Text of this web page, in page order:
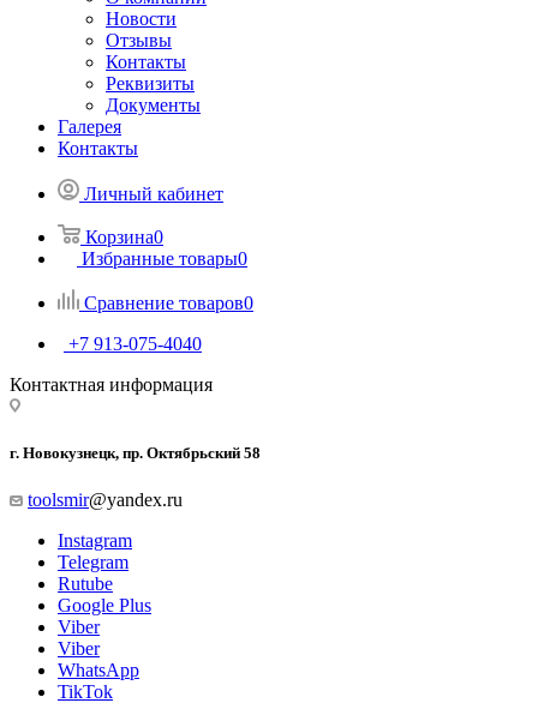
Новости
Отзывы
Контакты
Реквизиты
Документы
Галерея
Контакты
Личный кабинет
Корзина0
Избранные товары0
Сравнение товаров0
+7 913-075-4040
Контактная информация
г. Новокузнецк, пр. Октябрьский 58
toolsmir@yandex.ru
Instagram
Telegram
Rutube
Google Plus
Viber
Viber
WhatsApp
TikTok